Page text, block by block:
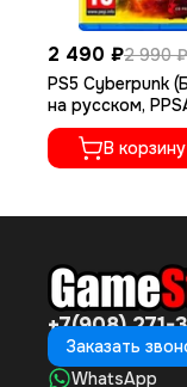
2 490 ₽2 990 ₽
PS5 Cyberpunk
на русском,
В корзину
+7(908) 271-
Заказать
WhatsApp